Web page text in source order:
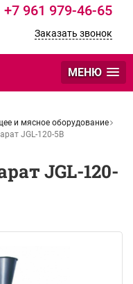
+7 961 979-46-65
Заказать звонок
МЕНЮ
и мясное оборудование
JGL-120-5В
JGL-120-